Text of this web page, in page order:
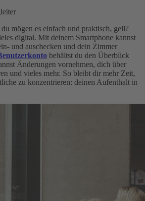
mögen es einfach und praktisch, gell?
digital. Mit deinem Smartphone kannst
und auschecken und dein Zimmer
behältst du den Überblick
Änderungen vornehmen, dich über
und vieles mehr. So bleibt dir mehr Zeit,
zu konzentrieren: deinen Aufenthalt in